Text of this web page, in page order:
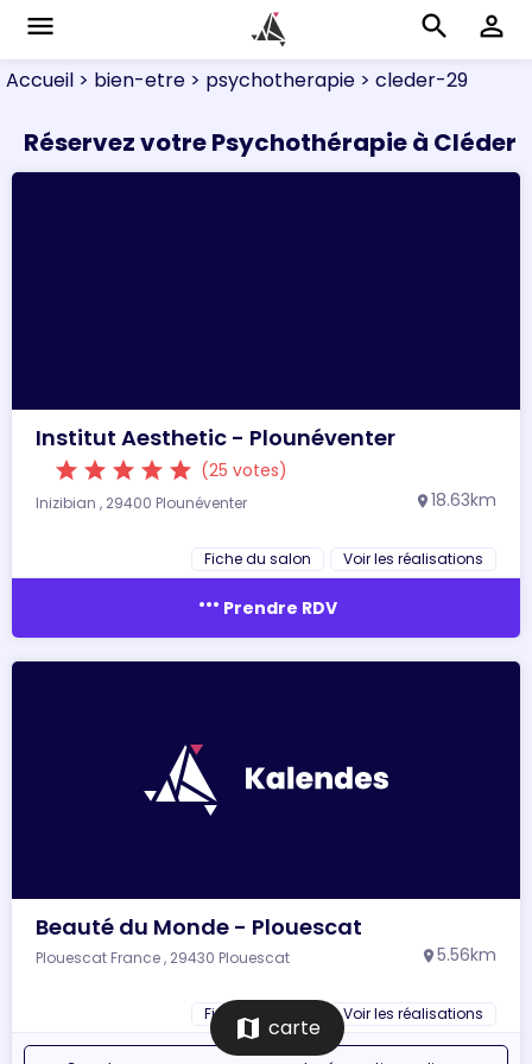
menu search perm_identity
Accueil > bien-etre > psychotherapie > cleder-29
Réservez votre Psychothérapie à Cléder
Institut Aesthetic - Plounéventer
star star star star star (25 votes)
Inizibian , 29400 Plounéventer location_on 18.63km
Fiche du salon Voir les réalisations
more_horiz Prendre RDV
Beauté du Monde - Plouescat
Plouescat France , 29430 Plouescat location_on 5.56km
Fiche du salon Voir les réalisations
map carte